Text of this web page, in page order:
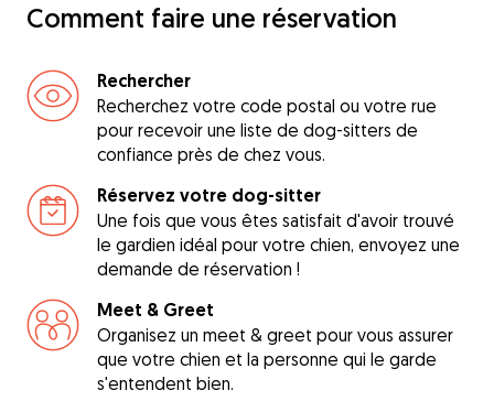
Comment faire une réservation
Rechercher
Recherchez votre code postal ou votre rue
pour recevoir une liste de dog-sitters de
confiance près de chez vous.
Réservez votre dog-sitter
Une fois que vous êtes satisfait d'avoir trouvé
le gardien idéal pour votre chien, envoyez une
demande de réservation !
Meet & Greet
Organisez un meet & greet pour vous assurer
que votre chien et la personne qui le garde
s'entendent bien.